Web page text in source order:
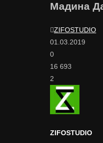
Мадина
ZIFOSTUDIO
01.03.2019
0
16 693
2
ZIFOSTUDIO